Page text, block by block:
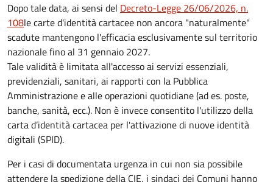
Dopo tale data, ai sensi del Decreto-Legge 26/06/2026, n.
108le carte d'identità cartacee non ancora "naturalmente"
scadute mantengono l'efficacia esclusivamente sul territorio
nazionale fino al 31 gennaio 2027.
Tale validità è limitata all'accesso ai servizi essenziali,
previdenziali, sanitari, ai rapporti con la Pubblica
Amministrazione e alle operazioni quotidiane (ad es. poste,
banche, sanità, ecc.). Non è invece consentito l'utilizzo della
carta d’identità cartacea per l'attivazione di nuove identità
digitali (SPID).
Per i casi di documentata urgenza in cui non sia possibile
attendere la spedizione della CIE, i sindaci dei Comuni hanno